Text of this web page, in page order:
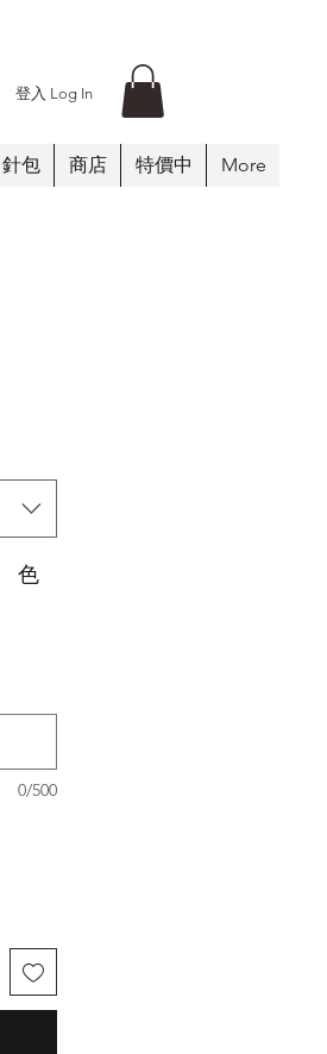
登入 Log In
包 商店 特價中 More
色
0/500